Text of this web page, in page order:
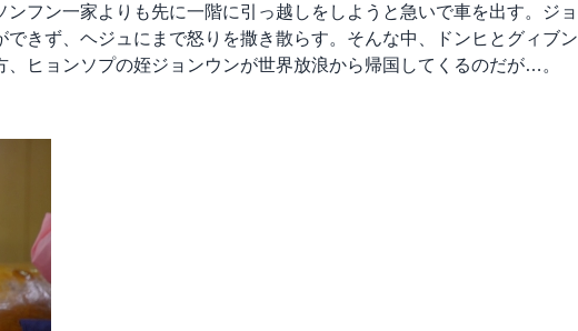
フン一家よりも先に一階に引っ越しをしようと急いで車を出す。ジョ
きず、ヘジュにまで怒りを撒き散らす。そんな中、ドンヒとグィブン
ヒョンソプの姪ジョンウンが世界放浪から帰国してくるのだが…。